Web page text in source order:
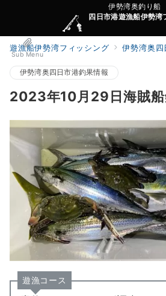
伊勢湾奥釣り船
四日市港遊漁船伊勢湾
Sub Menu
遊漁船伊勢湾フィッシング 伊勢湾奥四
伊勢湾奥四日市港釣果情報
2023年10月29日海賊船
遊漁コース